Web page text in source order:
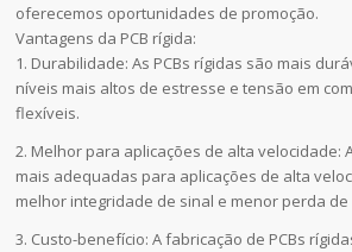
oferecemos oportunidades de promoção.
Vantagens da PCB rígida:
1. Durabilidade: As PCBs rígidas são mais
níveis mais altos de estresse e tensão em
flexíveis.
2. Melhor para aplicações de alta velocidade:
mais adequadas para aplicações de alta
melhor integridade de sinal e menor perda de
3. Custo-benefício: A fabricação de PCBs